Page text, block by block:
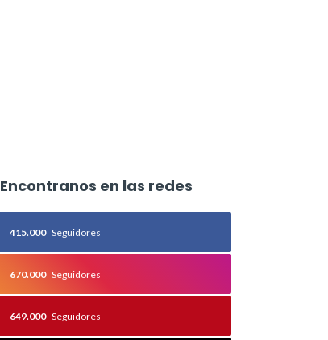
Encontranos en las redes
415.000 Seguidores
670.000 Seguidores
649.000 Seguidores